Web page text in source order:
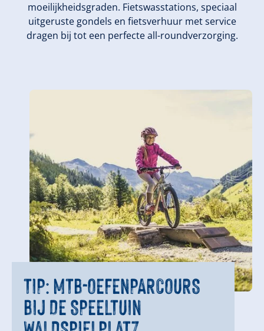
moeilijkheidsgraden. Fietswasstations, speciaal
uitgeruste gondels en fietsverhuur met service
dragen bij tot een perfecte all-roundverzorging.
TIP:MTB-OEFENPARCOURS
BIJ DE SPEELTUIN